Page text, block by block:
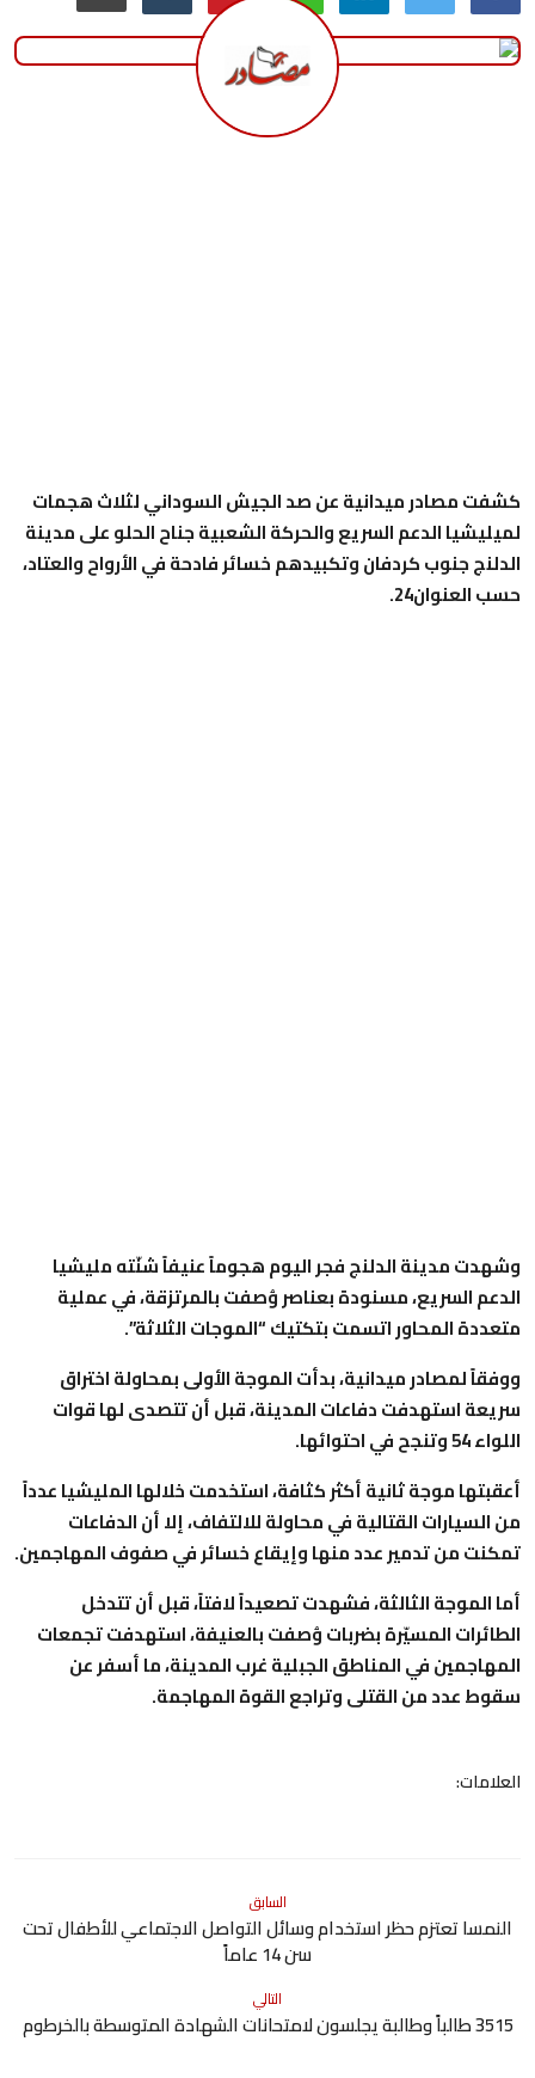
منوعات
كشفت مصادر ميدانية عن صد الجيش السوداني لثلاث هجمات
لميليشيا الدعم السريع والحركة الشعبية جناح الحلو على مدينة
الدلنج جنوب كردفان وتكبيدهم خسائر فادحة في الأرواح والعتاد،
حسب العنوان24.
وشهدت مدينة الدلنج فجر اليوم هجوماً عنيفاً شنّته مليشيا
الدعم السريع، مسنودة بعناصر وُصفت بالمرتزقة، في عملية
متعددة المحاور اتسمت بتكتيك “الموجات الثلاثة”.
ووفقاً لمصادر ميدانية، بدأت الموجة الأولى بمحاولة اختراق
سريعة استهدفت دفاعات المدينة، قبل أن تتصدى لها قوات
اللواء 54 وتنجح في احتوائها.
أعقبتها موجة ثانية أكثر كثافة، استخدمت خلالها المليشيا عدداً
من السيارات القتالية في محاولة للالتفاف، إلا أن الدفاعات
تمكنت من تدمير عدد منها وإيقاع خسائر في صفوف المهاجمين.
أما الموجة الثالثة، فشهدت تصعيداً لافتاً، قبل أن تتدخل
الطائرات المسيّرة بضربات وُصفت بالعنيفة، استهدفت تجمعات
المهاجمين في المناطق الجبلية غرب المدينة، ما أسفر عن
سقوط عدد من القتلى وتراجع القوة المهاجمة.
العلامات:
السابق
النمسا تعتزم حظر استخدام وسائل التواصل الاجتماعي للأطفال تحت
سن 14 عاماً
التالي
3515 طالباً وطالبة يجلسون لامتحانات الشهادة المتوسطة بالخرطوم